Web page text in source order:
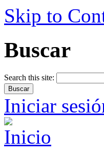
Skip to
Buscar
Search this site:
Iniciar